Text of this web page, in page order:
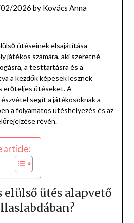
2026 by Kovács Anna
ütéseinek elsajátítása
játékos számára, aki szeretné
a testtartásra és a
a kezdők képesek lesznek
erőteljes ütéseket. A
segít a játékosoknak a
a folyamatos ütéshelyezés és az
révén.
article:
elülső ütés alapvető